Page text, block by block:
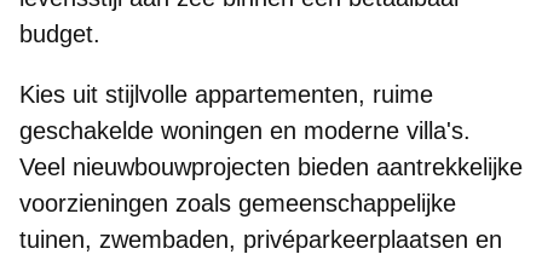
budget.
Kies uit stijlvolle appartementen, ruime
geschakelde woningen en moderne villa's.
Veel nieuwbouwprojecten bieden aantrekkelijke
voorzieningen zoals gemeenschappelijke
tuinen, zwembaden, privéparkeerplaatsen en